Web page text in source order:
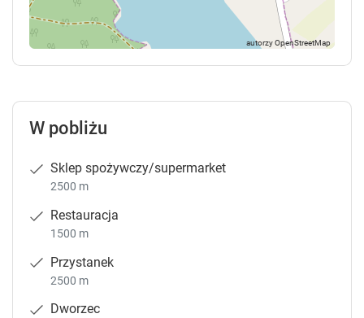
W pobliżu
Sklep spożywczy/supermarket
2500 m
Restauracja
1500 m
Przystanek
2500 m
Dworzec